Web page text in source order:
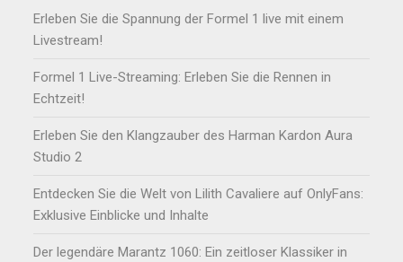
Erleben Sie die Spannung der Formel 1 live mit einem
Livestream!
Formel 1 Live-Streaming: Erleben Sie die Rennen in
Echtzeit!
Erleben Sie den Klangzauber des Harman Kardon Aura
Studio 2
Entdecken Sie die Welt von Lilith Cavaliere auf OnlyFans:
Exklusive Einblicke und Inhalte
Der legendäre Marantz 1060: Ein zeitloser Klassiker in